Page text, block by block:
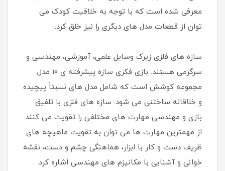
معرفی شده است که با توجه به خلاقیت کودک می
توان از قطعات مدل های دیگری را نیز خلق کرد.
سازه‌ های فلزی زیرک وسایل علمی، آموزشی، مهندسی و
سرگرمی هستند. بازی فکری سازه‌ پیشرفته ی 10 مدل
مجموعه‌ کوشش است که شامل مدل‌ های نسبتاً پیچیده
و خلاقانه ساختنی می‌ شود. سازه‌ های فلزی با تلفیق
بازی و مهندسی مهارت‌ های مختلفی را تقویت می‌ کنند.
از مهمترین مهارت‌ ها می‌ توان به تقویت ماهیچه‌ های
ظریف دست و کار با ابزار، هماهنگی چشم و دست، نقشه
خوانی و آشنایی با مکانیزم‌ های مهندسی اشاره کرد. .